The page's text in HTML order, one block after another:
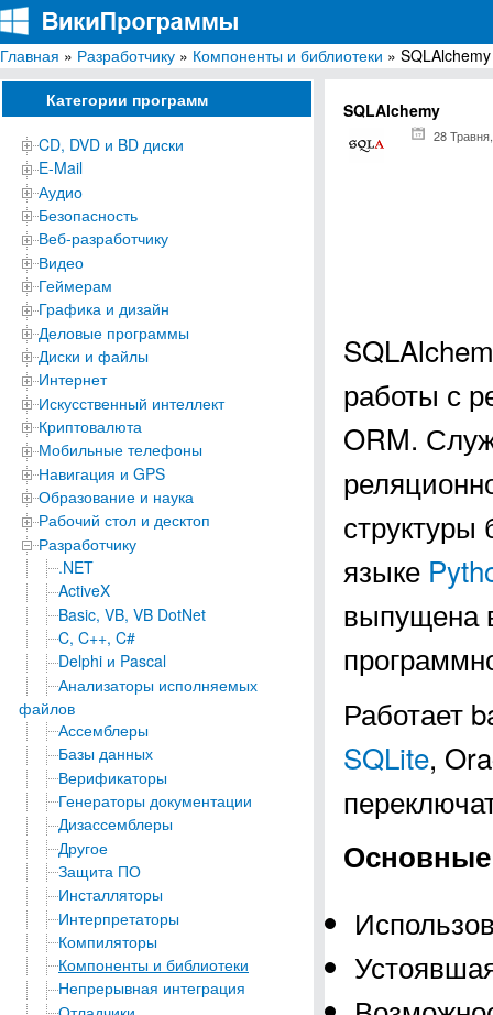
ВикиПрограммы
Энциклопедия бесплатных компьютерных программ для Windows
Главная » Разработчику » Компоненты и библиотеки » SQLAlchemy
Категории программ
CD, DVD и BD диски
E-Mail
Аудио
Безопасность
Веб-разработчику
Видео
Геймерам
Графика и дизайн
Деловые программы
Диски и файлы
Интернет
Искусственный интеллект
Криптовалюта
Мобильные телефоны
Навигация и GPS
Образование и наука
Рабочий стол и десктоп
Разработчику
.NET
ActiveX
Basic, VB, VB DotNet
C, C++, C#
Delphi и Pascal
Анализаторы исполняемых
файлов
Ассемблеры
Базы данных
Верификаторы
Генераторы документации
Дизассемблеры
Другое
Защита ПО
Инсталляторы
Интерпретаторы
Компиляторы
Компоненты и библиотеки
Непрерывная интеграция
SQLAlchemy
28
работы с
ORM.
языке
выпущена
Работает
SQLite,
Основные